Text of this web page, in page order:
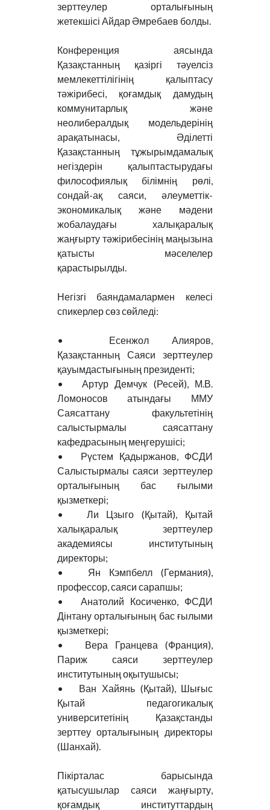
зерттеулер орталығының
жетекшісі Айдар Әмребаев болды.
Конференция аясында
Қазақстанның қазіргі тәуелсіз
мемлекеттілігінің қалыптасу
тәжірибесі, қоғамдық дамудың
коммунитарлық және
неолибералдық модельдерінің
арақатынасы, Әділетті
Қазақстанның тұжырымдамалық
негіздерін қалыптастырудағы
философиялық білімнің рөлі,
сондай-ақ саяси, әлеуметтік-
экономикалық және мәдени
жобалаудағы халықаралық
жаңғырту тәжірибесінің маңызына
қатысты мәселелер
қарастырылды.
Негізгі баяндамалармен келесі
спикерлер сөз сөйледі:
• Есенжол Алияров,
Қазақстанның Саяси зерттеулер
қауымдастығының президенті;
•
Артур Демчук (Ресей), М.В.
Ломоносов атындағы ММУ
Саясаттану факультетінің
салыстырмалы саясаттану
кафедрасының меңгерушісі;
•
Рүстем Қадыржанов, ФСДИ
Салыстырмалы саяси зерттеулер
орталығының бас ғылыми
қызметкері;
•
Ли Цзыго (Қытай), Қытай
халықаралық зерттеулер
академиясы институтының
директоры;
•
Ян Кэмпбелл (Германия),
профессор, саяси сарапшы;
•
Анатолий Косиченко, ФСДИ
Дінтану орталығының бас ғылыми
қызметкері;
•
Вера Гранцева (Франция),
Париж саяси зерттеулер
институтының оқытушысы;
•
Ван Хайянь (Қытай), Шығыс
Қытай педагогикалық
университетінің Қазақстанды
зерттеу орталығының директоры
(Шанхай).
Пікірталас барысында
қатысушылар саяси жаңғырту,
қоғамдық институттардың